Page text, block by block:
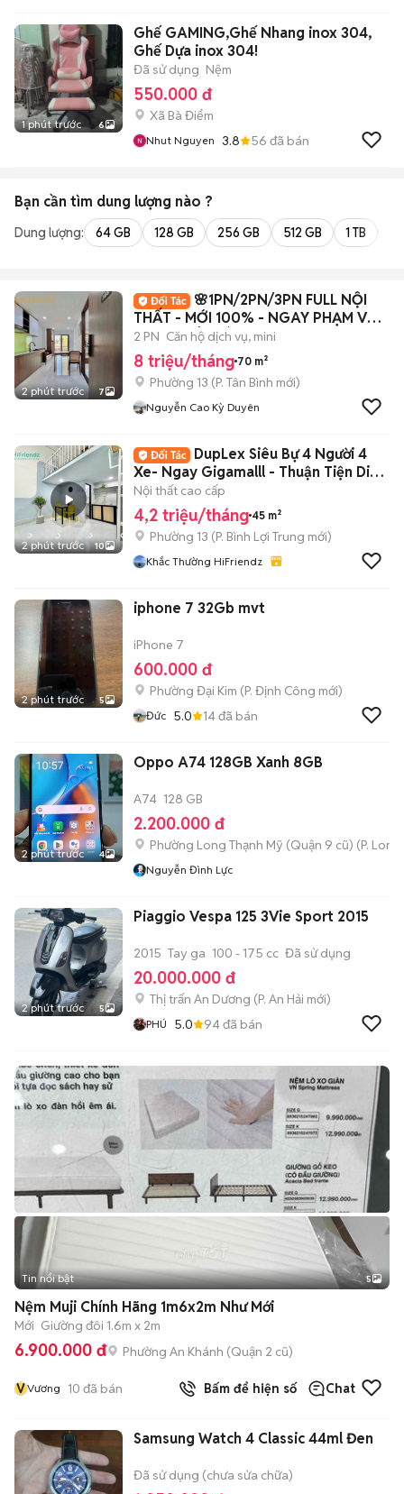
1 phút trước 6
Ghế GAMING,Ghế Nhang inox 304,
Ghế Dựa inox 304!
Đã sử dụng Nệm
550.000 đ
Xã Bà Điểm
Nhut Nguyen 3.8 56 đã bán
Bạn cần tìm dung lượng nào ?
Dung lượng: 64 GB 128 GB 256 GB 512 GB 1 TB
2 phút trước 7
🌸1PN/2PN/3PN FULL NỘI
THẤT - MỚI 100% - NGAY PHẠM VĂN
BẠCH - TÂN BÌNH
2 PN Căn hộ dịch vụ, mini
8 triệu/tháng 70 m²
Phường 13 (P. Tân Bình mới)
Nguyễn Cao Kỳ Duyên
2 phút trước 10
DupLex Siêu Bự 4 Người 4
Xe- Ngay Gigamalll - Thuận Tiện Di
Chuyển
Nội thất cao cấp
4,2 triệu/tháng 45 m²
Phường 13 (P. Bình Lợi Trung mới)
Khắc Thường HiFriendz
2 phút trước 5
iphone 7 32Gb mvt
iPhone 7
600.000 đ
Phường Đại Kim (P. Định Công mới)
Đức 5.0 14đã bán
2 phút trước 4
Oppo A74 128GB Xanh 8GB
A74 128 GB
2.200.000 đ
Phường Long Thạnh Mỹ (Quận 9 cũ) (P.
Nguyễn Đình Lực
2 phút trước 5
Piaggio Vespa 125 3Vie Sport 2015
2015 Tay ga 100 - 175 cc Đã sử dụng
20.000.000 đ
Thị trấn An Dương (P. An Hải mới)
PHÚ 5.0 94đã bán
Tin nổi bật 5
Nệm Muji Chính Hãng 1m6x2m Như Mới
Mới Giường đôi 1.6m x 2m
6.900.000 đ Phường An Khánh (Quận 2 cũ)
VVương 10 đã bán Bấm để hiện số Chat
Samsung Watch 4 Classic 44ml Đen
Đã sử dụng (chưa sửa chữa)